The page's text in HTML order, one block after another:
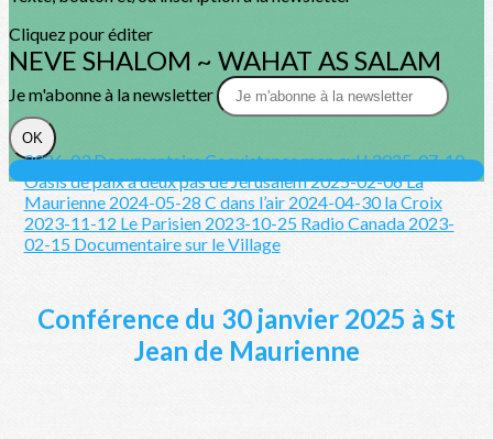
Cliquez pour éditer
NEVE SHALOM ~ WAHAT AS SALAM
Je m'abonne à la newsletter
OK
2026-03 Documentaire Coexistence mon cul !2025-07-10
Oasis de paix à deux pas de Jérusalem2025-02-06 La
Maurienne 2024-05-28 C dans l’air 2024-04-30 la Croix
2023-11-12 Le Parisien 2023-10-25 Radio Canada 2023-
02-15 Documentaire sur le Village
Conférence du 30 janvier 2025 à St
Jean de Maurienne